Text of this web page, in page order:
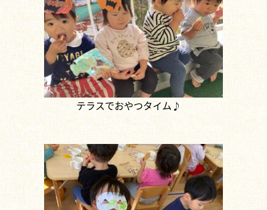
テラスでおやつタイム♪